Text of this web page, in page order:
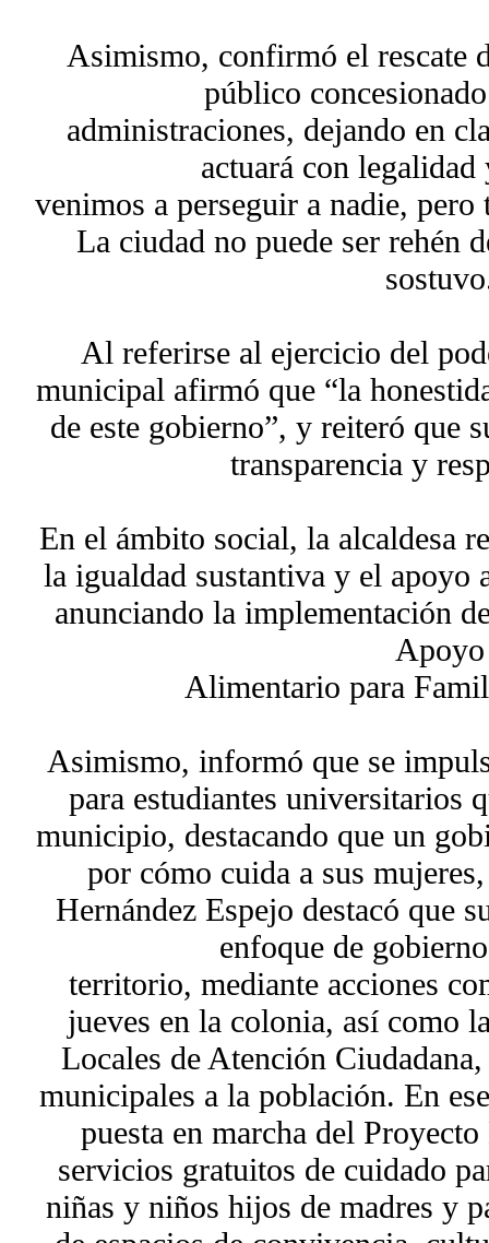
Asimismo, confirmó el rescate
público
administraciones, dejando en
actuará con
venimos a perseguir a nadie,
La ciudad no puede ser rehén
Al referirse al ejercicio del
municipal afirmó que “la
de este gobierno”, y reiteró que
transparencia y
En el ámbito social, la alcaldesa
la igualdad sustantiva y el apoyo
anunciando la implementación
Apoyo
Alimentario para
Asimismo, informó que se
para estudiantes universitarios
municipio, destacando que un
por cómo cuida a sus
Hernández Espejo destacó que
enfoque de
territorio, mediante acciones
jueves en la colonia, así como
Locales de Atención
municipales a la población. En
puesta en marcha del
servicios gratuitos de cuidado
niñas y niños hijos de madres y